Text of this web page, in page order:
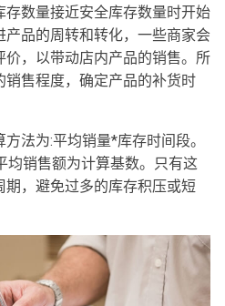
数量接近安全库存数量时开始
品的周转和转化，一些商家会
，以带动店内产品的销售。所
售程度，确定产品的补货时
法为:平均销量*库存时间段。
均销售额为计算基数。只有这
，避免过多的库存积压或短